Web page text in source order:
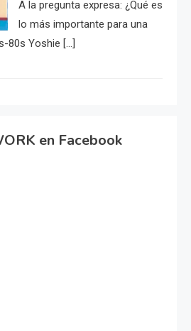
A la pregunta expresa: ¿Qué es
lo más importante para una
80s Yoshie […]
en Facebook